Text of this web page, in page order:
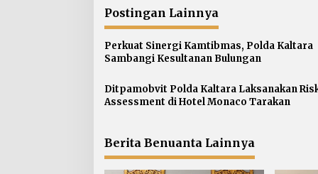
g
a
s
i
p
o
Postingan Lainnya
Perkuat Sinergi Kamtibmas, Polda Kaltara
Sambangi Kesultanan Bulungan
Ditpamobvit Polda Kaltara Laksanakan
Assessment di Hotel Monaco Tarakan
Berita Benuanta Lainnya